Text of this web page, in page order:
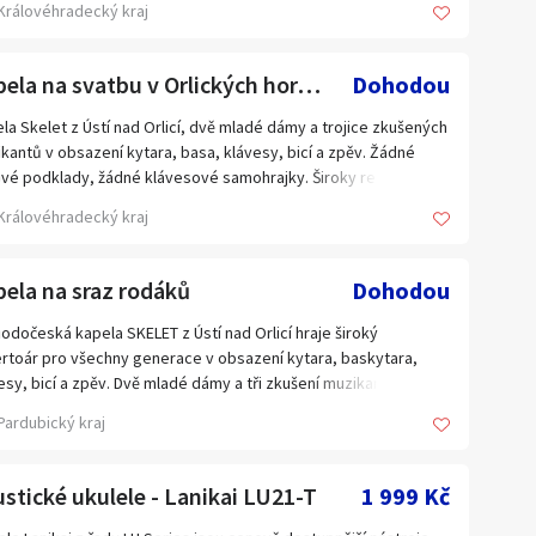
situaci na parketu.
sama bez zvukaře při hraní ve vnitřních prostorách i
akcích venku. U akcí ve velkém otevřeném prostoru
externí zvuk, který může zajistit.
pro všechny generace umožňuje reagovat na charakter
má vlastní profesionální zvukovou aparaturu, kterou
bez zvukaře. Podle velikosti a charakteru prostoru volí
velikost včetně nejvhodnější sady bicích, takže nemá
s velikostí místa pro kapelu ani s hlasitostí. Pro pořadatele
kraj
Kapela na svatbu v Orlických horách Dohodou
Skelet z Ústí nad Orlicí, dvě mladé dámy a trojice zkušených
v obsazení kytara, basa, klávesy, bicí a zpěv. Žádné
podklady, žádné klávesové samohrajky. Široky repertoár
kraj
na sraz rodáků Dohodou
kapela SKELET z Ústí nad Orlicí hraje široký
pro všechny generace v obsazení kytara, baskytara,
bicí a zpěv. Dvě mladé dámy a tři zkušení muzikanti. Žádné
kraj
ukulele - Lanikai LU21-T 1 999 Kč